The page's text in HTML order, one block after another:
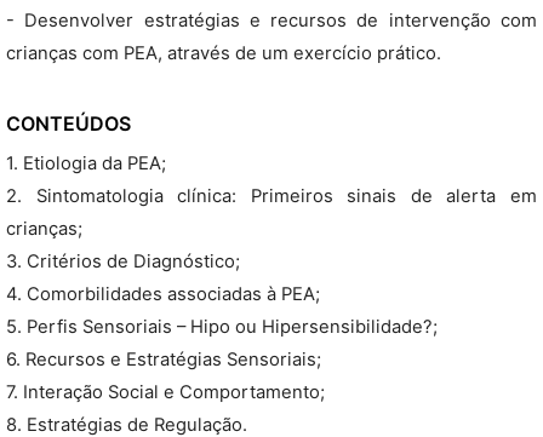
- Desenvolver estratégias e recursos de intervenção com
crianças com PEA, através de um exercício prático.
CONTEÚDOS
1. Etiologia da PEA;
2. Sintomatologia clínica: Primeiros sinais de alerta em
crianças;
3. Critérios de Diagnóstico;
4. Comorbilidades associadas à PEA;
5. Perfis Sensoriais – Hipo ou Hipersensibilidade?;
6. Recursos e Estratégias Sensoriais;
7. Interação Social e Comportamento;
8. Estratégias de Regulação.